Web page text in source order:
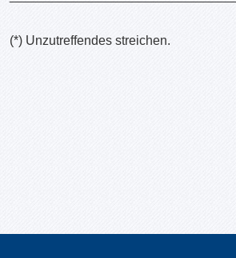
(*) Unzutreffendes streichen.